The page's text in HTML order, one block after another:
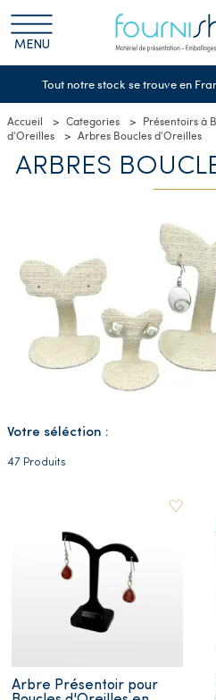
MENU
Tout notre stock se trouve en
Accueil Categories Présentoirs à
d'Oreilles
Arbres Boucles d'Oreilles
ARBRES
Votre séléction :
47 Produits
Arbre Présentoir pour